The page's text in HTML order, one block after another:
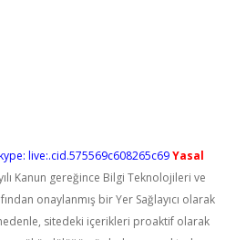
live:.cid.575569c608265c69Yasal
Kanun gereğince Bilgi Teknolojileri ve
onaylanmış bir Yer Sağlayıcı olarak
sitedeki içerikleri proaktif olarak